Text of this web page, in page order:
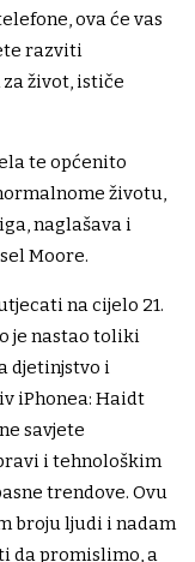
ova će vas
razviti
život, ističe
te općenito
životu,
naglašava i
Moore.
na cijelo 21.
je nastao toliki
djetinjstvo i
iPhonea: Haidt
savjete
i tehnološkim
trendove. Ovu
broju ljudi i nadam
da promislimo, a